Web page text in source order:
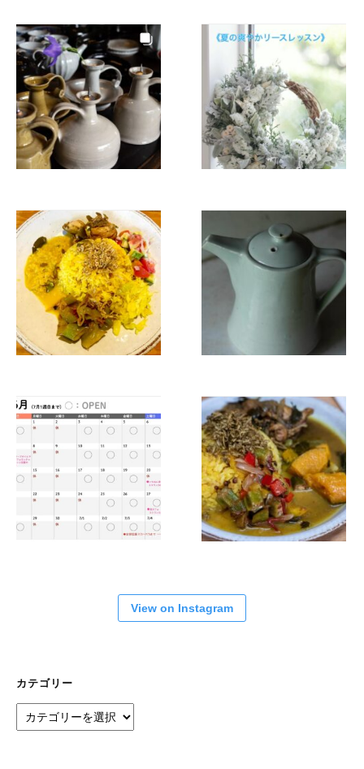
View on Instagram
カテゴリー
テ